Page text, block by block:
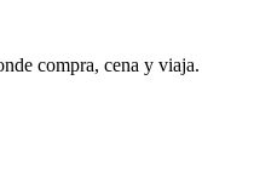
compra, cena y viaja.